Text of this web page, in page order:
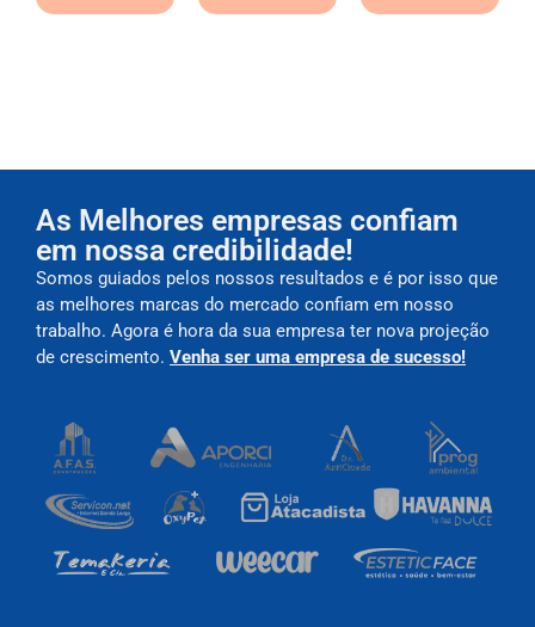
As Melhores empresas confiam
em nossa credibilidade!
Somos guiados pelos nossos resultados e é por isso que
as melhores marcas do mercado confiam em nosso
trabalho. Agora é hora da sua empresa ter nova projeção
de crescimento. Venha ser uma empresa de sucesso!